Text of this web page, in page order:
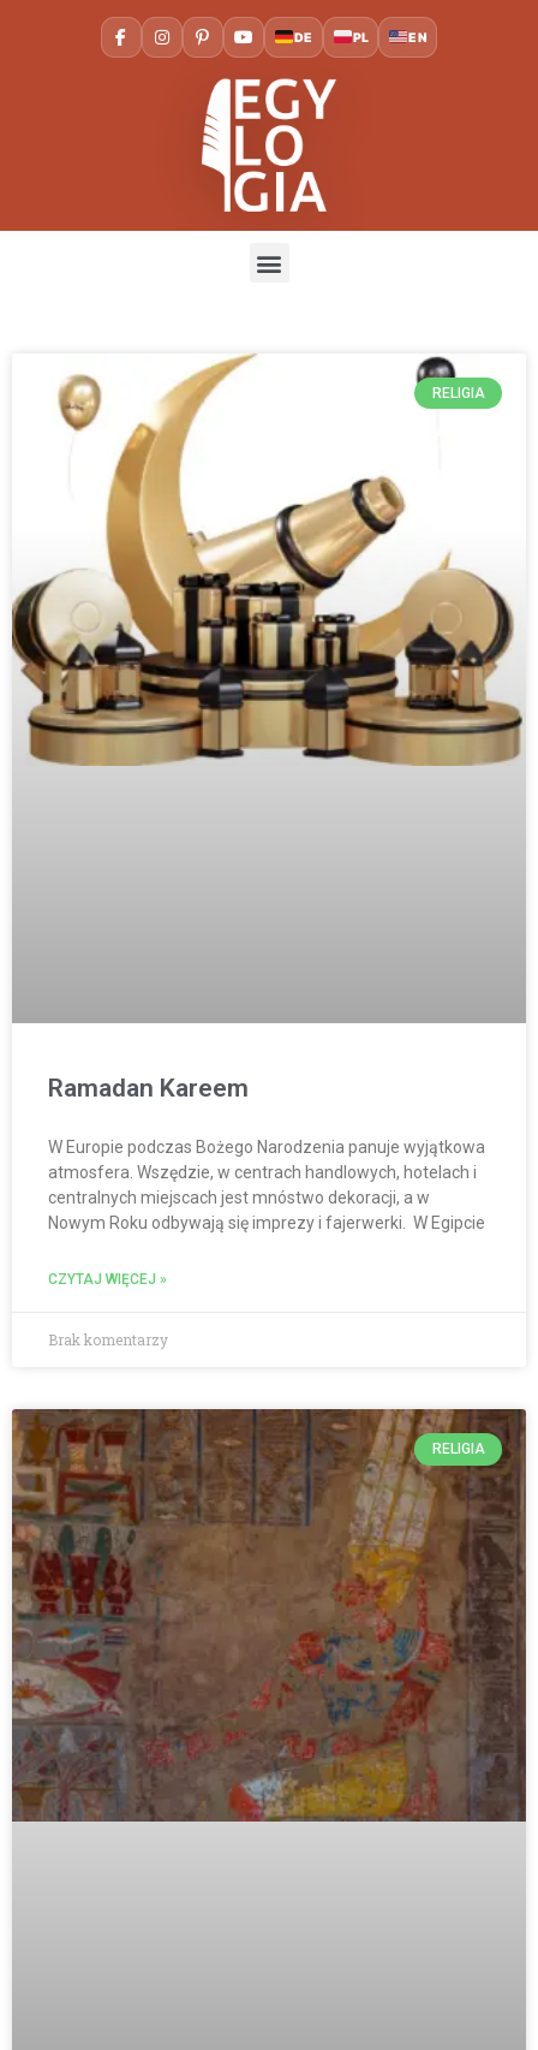
DE PL EN
RELIGIA
Ramadan Kareem
W Europie podczas Bożego Narodzenia panuje wyjątkowa
atmosfera. Wszędzie, w centrach handlowych, hotelach i
centralnych miejscach jest mnóstwo dekoracji, a w
Nowym Roku odbywają się imprezy i fajerwerki. W Egipcie
CZYTAJ WIĘCEJ »
Brak komentarzy
RELIGIA